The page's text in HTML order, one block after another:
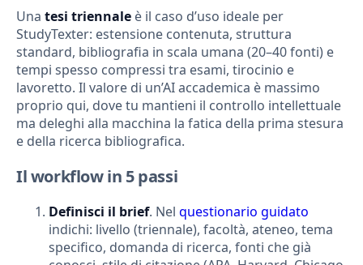
Una tesi triennale è il caso d’uso ideale per
StudyTexter: estensione contenuta, struttura
standard, bibliografia in scala umana (20–40 fonti) e
tempi spesso compressi tra esami, tirocinio e
lavoretto. Il valore di un’AI accademica è massimo
proprio qui, dove tu mantieni il controllo intellettuale
ma deleghi alla macchina la fatica della prima stesura
e della ricerca bibliografica.
Il workflow in 5 passi
Definisci il brief. Nel questionario guidato
indichi: livello (triennale), facoltà, ateneo, tema
specifico, domanda di ricerca, fonti che già